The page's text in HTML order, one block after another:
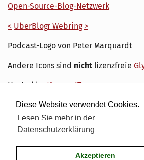
Diese Website verwendet Cookies.
Lesen Sie mehr in der
Datenschutzerklärung
Akzeptieren
Open-Source-Blog-Netzwerk
< UberBlogr Webring >
Podcast-Logo von Peter Marquardt
Andere Icons sind nicht lizenzfreie
Hosted by My own IT.
Serendipity& the dirk